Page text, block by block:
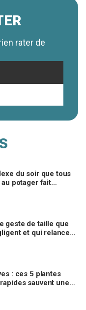
rater de
du soir que tous
potager fait
geste de taille que
et qui relance
: ces 5 plantes
sauvent une